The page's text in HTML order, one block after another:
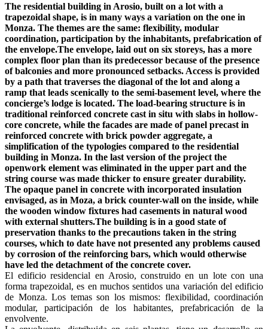
The residential building in Arosio, built on a lot with a
trapezoidal shape, is in many ways a variation on the one in
Monza. The themes are the same: flexibility, modular
coordination, participation by the inhabitants, prefabrication of
the envelope.The envelope, laid out on six storeys, has a more
complex floor plan than its predecessor because of the presence
of balconies and more pronounced setbacks. Access is provided
by a path that traverses the diagonal of the lot and along a
ramp that leads scenically to the semi-basement level, where the
concierge’s lodge is located. The load-bearing structure is in
traditional reinforced concrete cast in situ with slabs in hollow-
core concrete, while the facades are made of panel precast in
reinforced concrete with brick powder aggregate, a
simplification of the typologies compared to the residential
building in Monza. In the last version of the project the
openwork element was eliminated in the upper part and the
string course was made thicker to ensure greater durability.
The opaque panel in concrete with incorporated insulation
envisaged, as in Moza, a brick counter-wall on the inside, while
the wooden window fixtures had casements in natural wood
with external shutters.The building is in a good state of
preservation thanks to the precautions taken in the string
courses, which to date have not presented any problems caused
by corrosion of the reinforcing bars, which would otherwise
have led the detachment of the concrete cover.
El edificio residencial en Arosio, construido en un lote con una
forma trapezoidal, es en muchos sentidos una variación del edificio
de Monza. Los temas son los mismos: flexibilidad, coordinación
modular, participación de los habitantes, prefabricación de la
envolvente.